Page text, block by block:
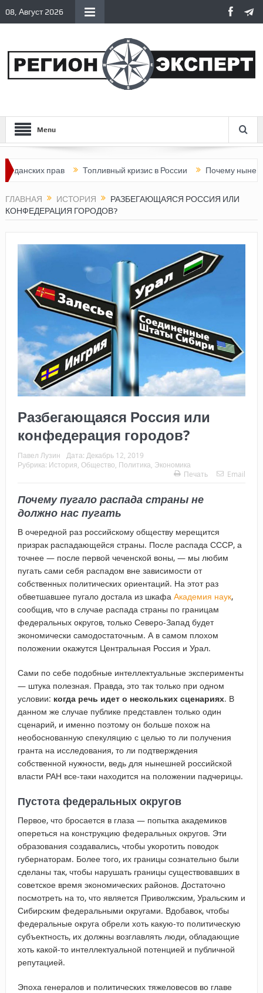
08, Август 2026
Menu
прав Топливный кризис в России Почему нынешняя
ГЛАВНАЯ ИСТОРИЯ
РАЗБЕГАЮЩАЯСЯ РОССИЯ ИЛИ
КОНФЕДЕРАЦИЯ ГОРОДОВ?
Разбегающаяся Россия или
конфедерация городов?
Павел Лузин Дата: Декабрь 12, 2019
Рубрика: История Общество Политика Экономика
Печать
Email
Почему пугало распада страны не
должно нас пугать
В очередной раз российскому обществу мерещится
призрак распадающейся страны. После распада СССР, а
точнее — после первой чеченской воны, — мы любим
пугать сами себя распадом вне зависимости от
собственных политических ориентаций. На этот раз
обветшавшее пугало достала из шкафа Академия наук,
сообщив, что в случае распада страны по границам
федеральных округов, только Северо-Запад будет
экономически самодостаточным. А в самом плохом
положении окажутся Центральная Россия и Урал.
Сами по себе подобные интеллектуальные эксперименты
— штука полезная. Правда, это так только при одном
условии: когда речь идет о нескольких сценариях. В
данном же случае публике представлен только один
сценарий, и именно поэтому он больше похож на
необоснованную спекуляцию с целью то ли получения
гранта на исследования, то ли подтверждения
собственной нужности, ведь для нынешней российской
власти РАН все-таки находится на положении падчерицы.
Пустота федеральных округов
Первое, что бросается в глаза — попытка академиков
опереться на конструкцию федеральных округов. Эти
образования создавались, чтобы укоротить поводок
губернаторам. Более того, их границы сознательно были
сделаны так, чтобы нарушать границы существовавших в
советское время экономических районов. Достаточно
посмотреть на то, что является Приволжским, Уральским и
Сибирским федеральными округами. Вдобавок, чтобы
федеральные округа обрели хоть какую-то политическую
субъектность, их должны возглавлять люди, обладающие
хоть какой-то интеллектуальной потенцией и публичной
репутацией.
Эпоха генералов и политических тяжеловесов во главе